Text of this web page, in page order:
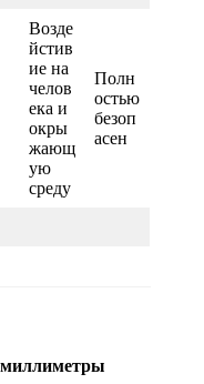
Возде
йстив
ие на
челов
ека и
окры
жающ
ую
среду
Полн
остью
безоп
асен
миллиметры